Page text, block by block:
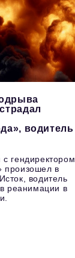
водитель
гендиректором
произошел в
водитель
реанимации в